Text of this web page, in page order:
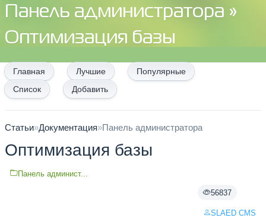
Панель администратора »
Оптимизация базы
Главная Лучшие
Популярные
Список
Добавить
Статьи»Документация»Панель администратора
Оптимизация базы
56837
SLAED CMS
Панель админист...